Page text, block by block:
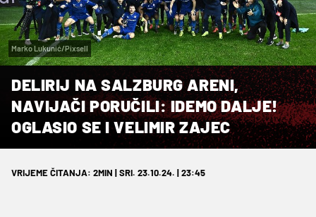
Marko Lukunić/Pixsell
DELIRIJ NA SALZBURG ARENI,
NAVIJAČI PORUČILI: IDEMO DALJE!
OGLASIO SE I VELIMIR ZAJEC
VRIJEME ČITANJA: 2MIN | SRI. 23.10.24. | 23:45